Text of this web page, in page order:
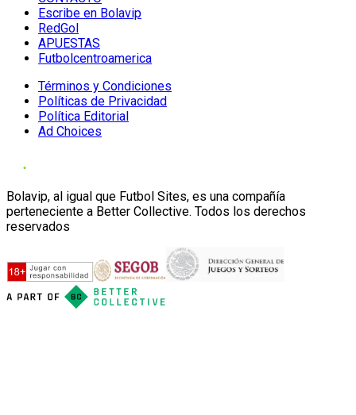
Escribe en Bolavip
RedGol
APUESTAS
Futbolcentroamerica
Términos y Condiciones
Políticas de Privacidad
Política Editorial
Ad Choices
Bolavip, al igual que Futbol Sites, es una compañía
perteneciente a Better Collective. Todos los derechos
reservados